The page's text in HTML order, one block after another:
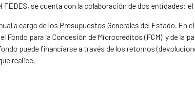
se cuenta con la colaboración de dos entidades: el
a cargo de los Presupuestos Generales del Estado. En
para la Concesión de Microcréditos (FCM) y de la
puede financiarse a través de los retornos
realice.